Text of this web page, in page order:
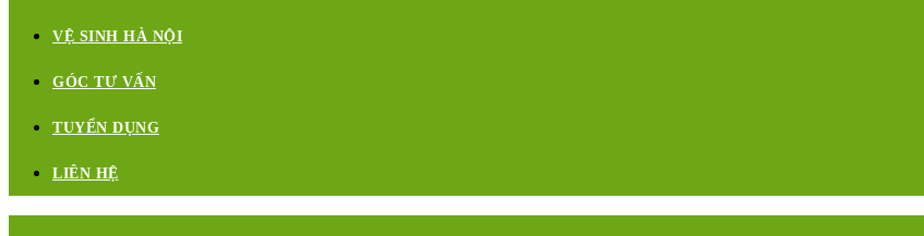
VỆ SINH HÀ NỘI
GÓC TƯ VẤN
TUYỂN DỤNG
LIÊN HỆ